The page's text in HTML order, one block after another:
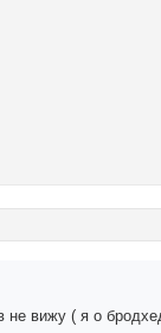
не вижу ( я о